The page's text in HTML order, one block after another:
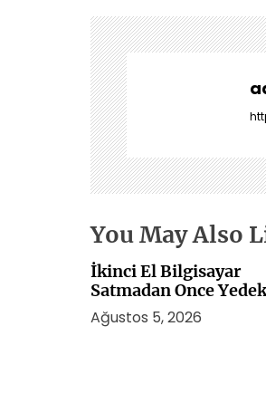
g
e
z
i
n
m
e
s
i
You May Also
İkinci El Bilgisayar
Satmadan Once Yedek
Alma Rehberi
Ağustos 5, 2026